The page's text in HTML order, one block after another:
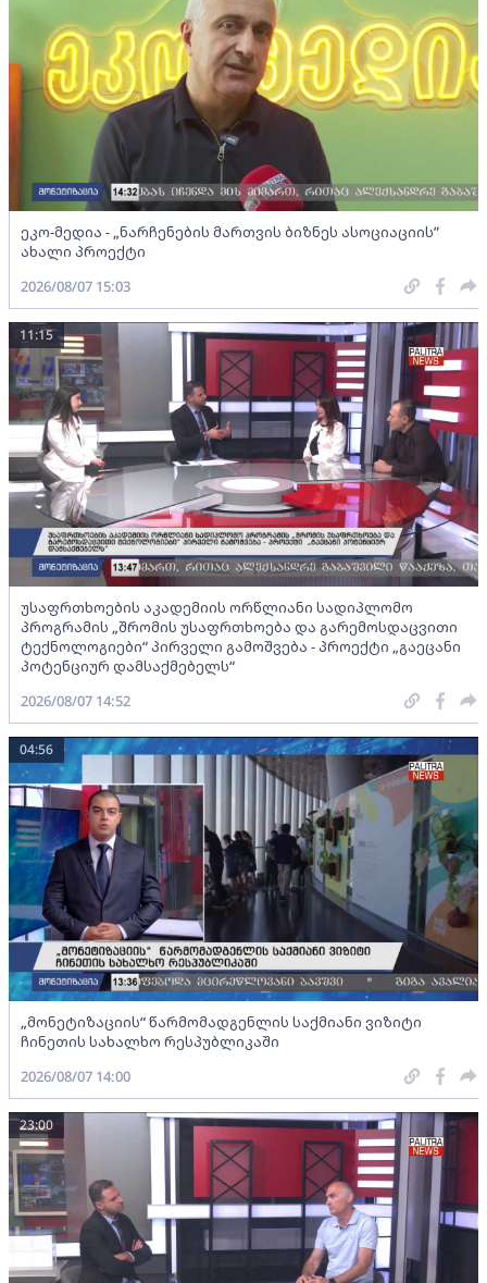
ეკო-მედია - „ნარჩენების მართვის ბიზნეს ასოციაციის”
ახალი პროექტი
2026/08/07 15:03
უსაფრთხოების აკადემიის ორწლიანი სადიპლომო
პროგრამის „შრომის უსაფრთხოება და გარემოსდაცვითი
ტექნოლოგიები“ პირველი გამოშვება - პროექტი „გაეცანი
პოტენციურ დამსაქმებელს“
11:15
2026/08/07 14:52
„მონეტიზაციის“ წარმომადგენლის საქმიანი ვიზიტი
ჩინეთის სახალხო რესპუბლიკაში
04:56
2026/08/07 14:00
23:00